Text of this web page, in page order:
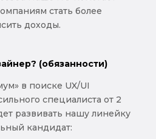
стать более
доходы.
(обязанности)
в поиске UX/UI
специалиста от 2
развивать нашу линейку
кандидат: